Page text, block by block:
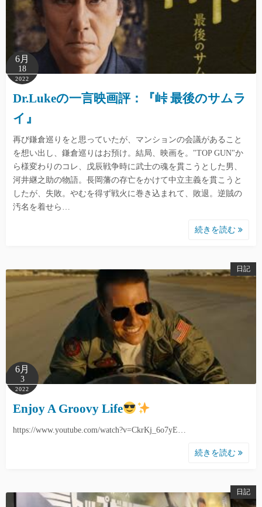
6月
18
2022
Dr.Lukeの一言映画評：『峠 最後のサムラ
イ』
再び鎌倉巡りをと思っていたが、マンションの会議があること
を想い出し、鎌倉巡りはお預け。結局、映画を。"TOP GUN"か
ら様変わりのコレ、戊辰戦争時に武士の魂を貫こうとした男、
河井継之助の物語。長岡藩の存亡をかけて中立主義を貫こうと
したが、失敗。やむを得ず戦火に巻き込まれて、敗退。逆賊の
汚名を着せら…
続きを読む
日記
6月
3
2022
Enjoy A Groovy Life
https://www.youtube.com/watch?v=CkrKj_6o7yE…
続きを読む
日記